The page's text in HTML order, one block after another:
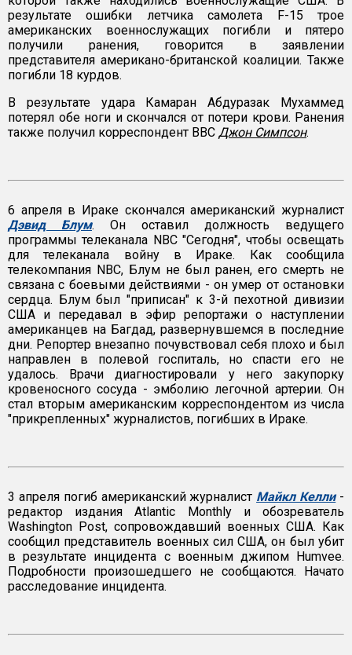
результате ошибки летчика самолета F-15 трое
американских военнослужащих погибли и пятеро
получили ранения, говорится в заявлении
представителя американо-британской коалиции. Также
погибли 18 курдов.
В результате удара Камаран Абдуразак Мухаммед
потерял обе ноги и скончался от потери крови. Ранения
также получил корреспондент BBC Джон Симпсон.
6 апреля в Ираке скончался американский журналист
Дэвид Блум. Он оставил должность ведущего
программы телеканала NBC "Сегодня", чтобы освещать
для телеканала войну в Ираке. Как сообщила
телекомпания NBC, Блум не был ранен, его смерть не
связана с боевыми действиями - он умер от остановки
сердца. Блум был "приписан" к 3-й пехотной дивизии
США и передавал в эфир репортажи о наступлении
американцев на Багдад, развернувшемся в последние
дни. Репортер внезапно почувствовал себя плохо и был
направлен в полевой госпиталь, но спасти его не
удалось. Врачи диагностировали у него закупорку
кровеносного сосуда - эмболию легочной артерии. Он
стал вторым американским корреспондентом из числа
"прикрепленных" журналистов, погибших в Ираке.
3 апреля погиб американский журналист Майкл Келли-
редактор издания Atlantic Monthly и обозреватель
Washington Post, сопровождавший военных США. Как
сообщил представитель военных сил США, он был убит
в результате инцидента с военным джипом Humvee.
Подробности произошедшего не сообщаются. Начато
расследование инцидента.